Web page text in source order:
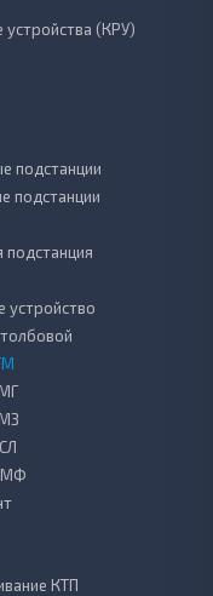
(КРУ)
подстанции
подстанции
подстанция
устройство
КТП